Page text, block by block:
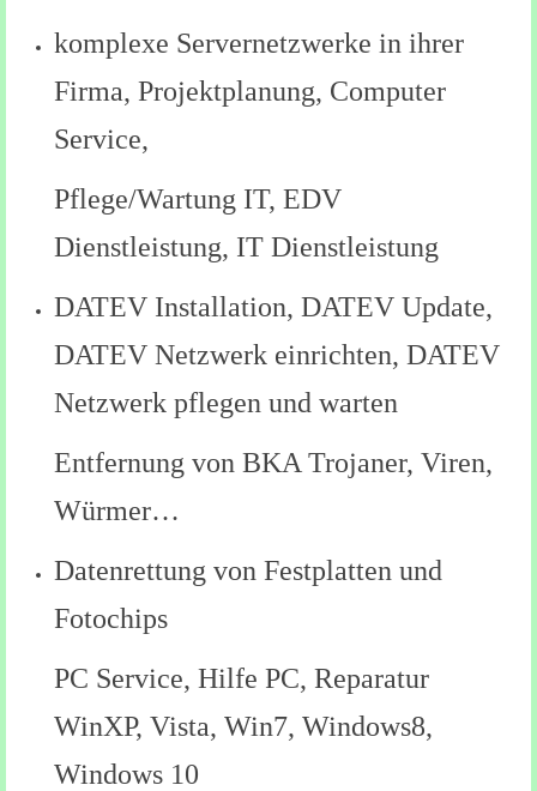
komplexe Servernetzwerke in ihrer
Firma, Projektplanung, Computer
Service,
Pflege/Wartung IT, EDV
Dienstleistung, IT Dienstleistung
DATEV Installation, DATEV Update,
DATEV Netzwerk einrichten, DATEV
Netzwerk pflegen und warten
Entfernung von BKA Trojaner, Viren,
Würmer…
Datenrettung von Festplatten und
Fotochips
PC Service, Hilfe PC, Reparatur
WinXP, Vista, Win7, Windows8,
Windows 10